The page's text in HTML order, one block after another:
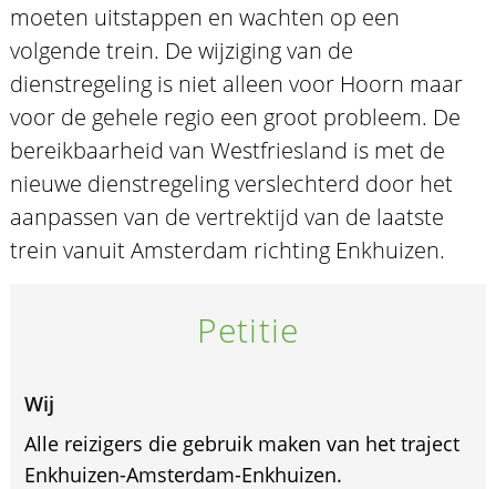
moeten uitstappen en wachten op een
volgende trein. De wijziging van de
dienstregeling is niet alleen voor Hoorn maar
voor de gehele regio een groot probleem. De
bereikbaarheid van Westfriesland is met de
nieuwe dienstregeling verslechterd door het
aanpassen van de vertrektijd van de laatste
trein vanuit Amsterdam richting Enkhuizen.
Petitie
Wij
Alle reizigers die gebruik maken van het traject
Enkhuizen-Amsterdam-Enkhuizen.